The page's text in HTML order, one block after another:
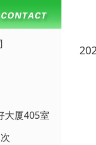
大厦405室